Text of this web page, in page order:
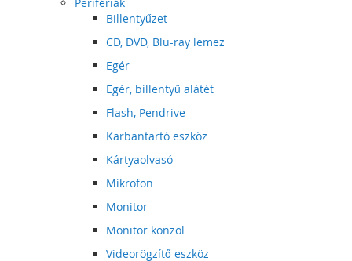
Billentyűzet
CD, DVD, Blu-ray lemez
Egér
Egér, billentyű alátét
Flash, Pendrive
Karbantartó eszköz
Kártyaolvasó
Mikrofon
Monitor
Monitor konzol
Videorögzítő eszköz